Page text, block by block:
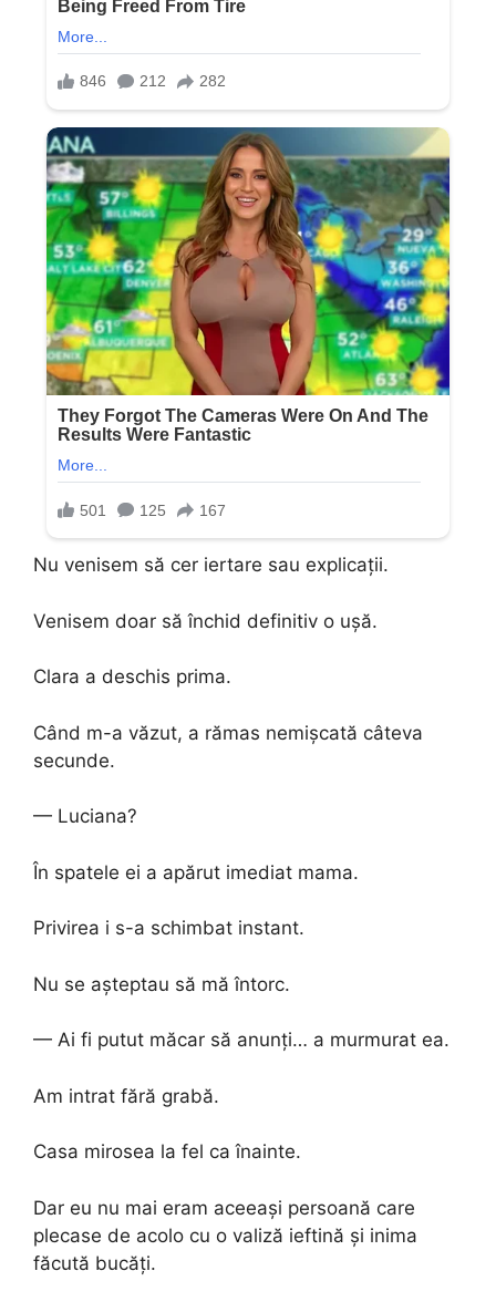
Nu venisem să cer iertare sau explicații.
Venisem doar să închid definitiv o ușă.
Clara a deschis prima.
Când m-a văzut, a rămas nemișcată câteva
secunde.
— Luciana?
În spatele ei a apărut imediat mama.
Privirea i s-a schimbat instant.
Nu se așteptau să mă întorc.
— Ai fi putut măcar să anunți… a murmurat ea.
Am intrat fără grabă.
Casa mirosea la fel ca înainte.
Dar eu nu mai eram aceeași persoană care
plecase de acolo cu o valiză ieftină și inima
făcută bucăți.